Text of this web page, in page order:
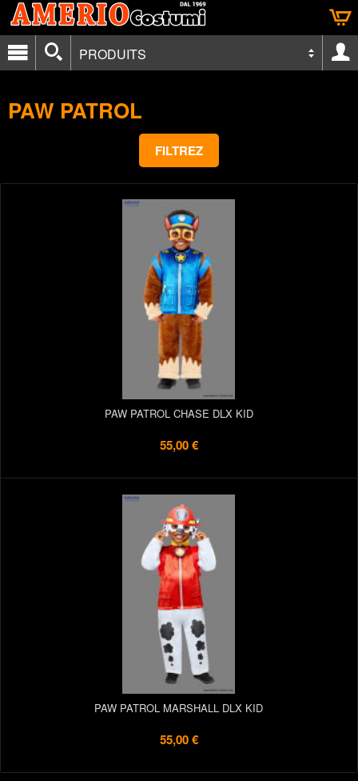
PRODUITS
PAW PATROL
FILTREZ
PAW PATROL CHASE DLX KID
55,00 €
PAW PATROL MARSHALL DLX KID
55,00 €